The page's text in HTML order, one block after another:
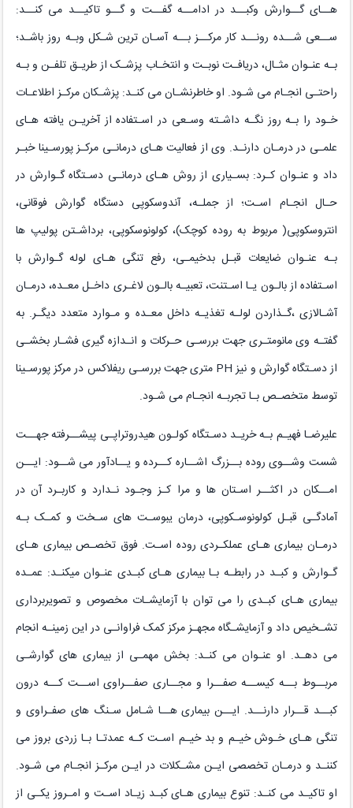
هــای گــوارش وکبــد در ادامــه گفــت و گــو تاکیــد می کنــد:
ســعی شــده رونــد کار مرکــز بــه آسـان ترین شـکل وبـه روز باشـد؛
بـه عنـوان مثـال، دریافـت نوبـت و انتخـاب پزشـک از طریـق تلفـن و بـه
راحتـی انجـام می شـود. او خاطرنشـان می کنـد: پزشـکان مرکـز اطلاعـات
خـود را بـه روز نگـه داشـته وسـعی در اسـتفاده از آخریـن یافته هـای
علمـی در درمـان دارنـد. وی از فعالیت هـای درمانـی مرکـز پورسـینا خبـر
داد و عنـوان کـرد: بسـیاری از روش هـای درمانـی دسـتگاه گـوارش در
حـال انجـام اسـت؛ از جملـه، آندوسکوپی دستگاه گوارش فوقانی،
انتروسکوپی( مربوط به روده کوچک)، کولونوسکوپی، برداشـتن پولیپ ها
بـه عنـوان ضایعات قبـل بدخیمـی، رفع تنگی هـای لوله گـوارش با
اسـتفاده از بالـون یـا اسـتنت، تعبیـه بالـون لاغـری داخـل معـده، درمـان
آشـالازی ،گـذاردن لولـه تغذیـه داخل معـده و مـوارد متعدد دیگـر. به
گفتـه وی مانومتـری جهت بررسـی حـرکات و انـدازه گیری فشـار بخشـی
از دسـتگاه گوارش و نیزPH متری جهت بررسـی ریفلاکس در مرکز پورسـینا
توسط متخصـص بـا تجربـه انجـام می شـود.
علیرضـا فهیـم بـه خریـد دسـتگاه کولـون هیدروتراپـی پیشــرفته جهــت
شست وشــوی روده بــزرگ اشــاره کــرده و یــادآور می شــود: ایــن
امــکان در اکثــر اسـتان ها و مرا کـز وجـود نـدارد و کاربـرد آن در
آمادگـی قبـل کولونوسـکوپی، درمان یبوسـت های سـخت و کمـک بـه
درمـان بیماری هـای عملکـردی روده اسـت. فوق تخصـص بیماری هـای
گـوارش و کبـد در رابطـه بـا بیماری هـای کبـدی عنـوان میکنـد: عمـده
بیماری هـای کبـدی را می توان با آزمایشـات مخصوص و تصویربرداری
تشـخیص داد و آزمایشـگاه مجهـز مرکز کمک فراوانـی در این زمینـه انجام
می دهـد. او عنـوان می کنـد: بخش مهمـی از بیماری های گوارشـی
مربــوط بــه کیســه صفــرا و مجــاری صفــراوی اســت کــه درون
کبــد قــرار دارنــد. ایــن بیماری هــا شـامل سـنگ های صفـراوی و
تنگی هـای خـوش خیـم و بد خیـم اسـت کـه عمدتـا بـا زردی بروز می
کننـد و درمـان تخصصی ایـن مشـکلات در ایـن مرکـز انجـام می شـود.
او تاکیـد می کنـد: تنوع بیماری هـای کبـد زیـاد اسـت و امـروز یکـی از